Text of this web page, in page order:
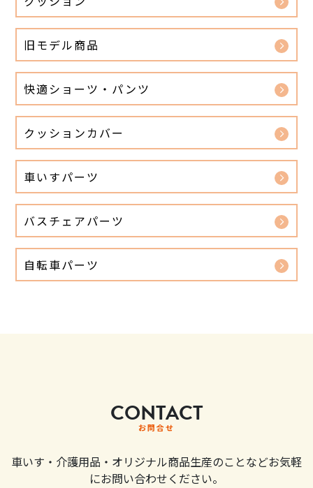
旧モデル商品
快適ショーツ・パンツ
クッションカバー
車いすパーツ
バスチェアパーツ
自転車パーツ
CONTACT
お問合せ
車いす・介護用品・オリジナル商品生産のことなどお気軽
にお問い合わせください。